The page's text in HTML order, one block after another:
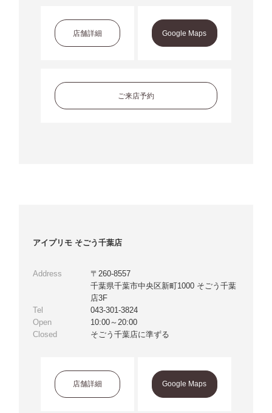
店舗詳細 Google Maps
ご来店予約
アイプリモ そごう千葉店
Address
〒260-8557
千葉県千葉市中央区新町1000 そごう千葉
店3F
Tel
043-301-3824
Open
10:00～20:00
Closed
そごう千葉店に準ずる
店舗詳細 Google Maps